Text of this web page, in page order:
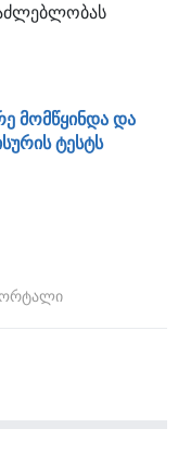
მომწყინდა და
ტესტს